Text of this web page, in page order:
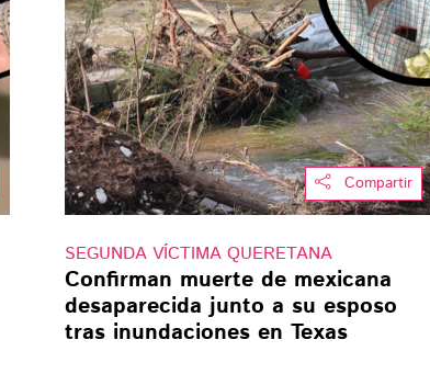
Compartir
SEGUNDA VÍCTIMA QUERETANA
Confirman muerte de mexicana
desaparecida junto a su esposo
tras inundaciones en Texas